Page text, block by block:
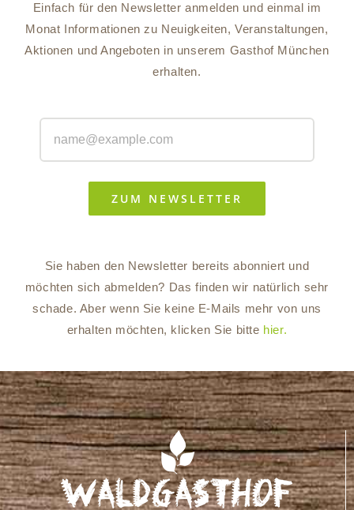
Einfach für den Newsletter anmelden und einmal im
Monat Informationen zu Neuigkeiten, Veranstaltungen,
Aktionen und Angeboten in unserem Gasthof München
erhalten.
ZUM NEWSLETTER
Sie haben den Newsletter bereits abonniert und
möchten sich abmelden? Das finden wir natürlich sehr
schade. Aber wenn Sie keine E-Mails mehr von uns
erhalten möchten, klicken Sie bitte hier.